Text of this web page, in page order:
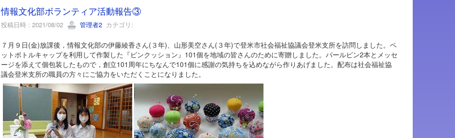
情報文化部ボランティア活動報告③
投稿日時 : 2021/08/02 管理者2カテゴリ:
７月９日(金)放課後，情報文化部の伊藤綾香さん(３年)、山形美空さん(３年)で登米市社会福祉協議会登米支所を訪問しました。ペ
ットボトルキャップを利用して作製した『ピンクッション』101個を地域の皆さんのために寄贈しました。パールピン2本とメッセ
ージを添えて個包装したもので，創立101周年にちなんで101個に感謝の気持ちを込めながら作りあげました。配布は社会福祉協
議会登米支所の職員の方々にご協力をいただくことになりました。